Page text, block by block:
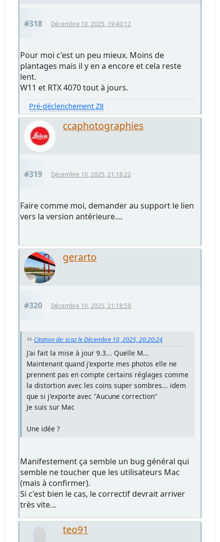
#318 Décembre 10, 2025, 19:40:12
Pour moi c'est un peu mieux. Moins de
plantages mais il y en a encore et cela reste
lent.
W11 et RTX 4070 tout à jours.
Pré-déclenchement Z8
ccaphotographies
#319 Décembre 10, 2025, 21:18:22
Faire comme moi, demander au support le lien
vers la version antérieure....
gerarto
#320 Décembre 10, 2025, 21:18:59
Citation de: scaz le Décembre 10, 2025, 20:20:24
J'ai fait la mise à jour 9.3... Quelle M...
Maintenant quand j'exporte mes photos elle ne
prennent pas en compte certains réglages comme
la distortion avec les coins super sombres... idem
que si j'exporte avec "Aucune correction"
Je suis sur Mac
Une idée ?
Manifestement ça semble un bug général qui
semble ne toucher que les utilisateurs Mac
(mais à confirmer).
Si c'est bien le cas, le correctif devrait arriver
très vite...
teo91